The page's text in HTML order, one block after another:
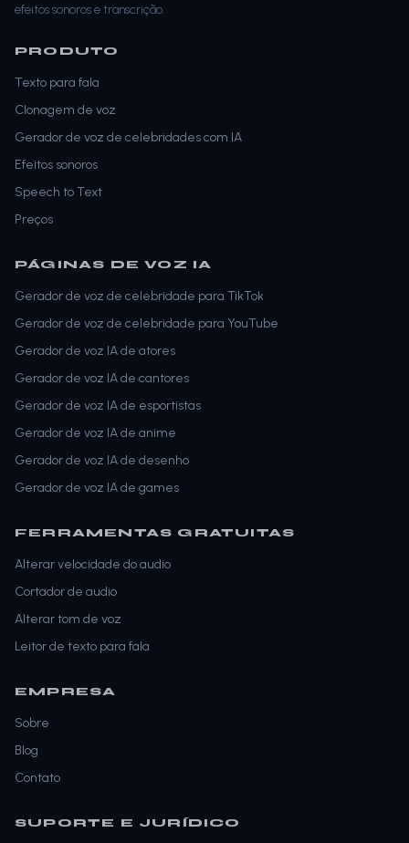
efeitos sonoros e transcrição.
PRODUTO
Texto para fala
Clonagem de voz
Gerador de voz de celebridades com IA
Efeitos sonoros
Speech to Text
Preços
PÁGINAS DE VOZ IA
Gerador de voz de celebridade para TikTok
Gerador de voz de celebridade para YouTube
Gerador de voz IA de atores
Gerador de voz IA de cantores
Gerador de voz IA de esportistas
Gerador de voz IA de anime
Gerador de voz IA de desenho
Gerador de voz IA de games
FERRAMENTAS GRATUITAS
Alterar velocidade do audio
Cortador de audio
Alterar tom de voz
Leitor de texto para fala
EMPRESA
Sobre
Blog
Contato
SUPORTE E JURÍDICO